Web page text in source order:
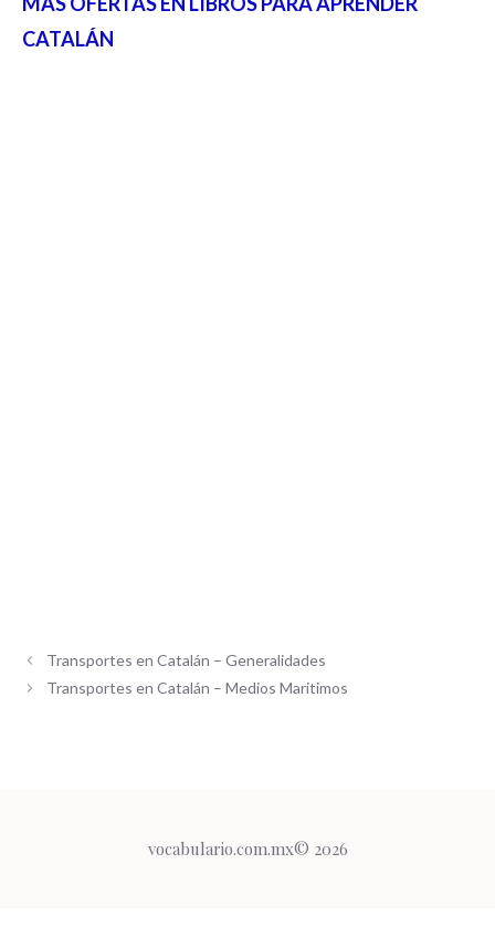
CATALÁN
Transportes en Catalán – Generalidades
Transportes en Catalán – Medios Maritimos
vocabulario.com.mx© 2026